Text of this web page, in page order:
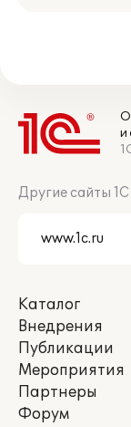
и
Другие сайты 1С
Каталог
Внедрения
Публикации
Мероприятия
Партнеры
Форум